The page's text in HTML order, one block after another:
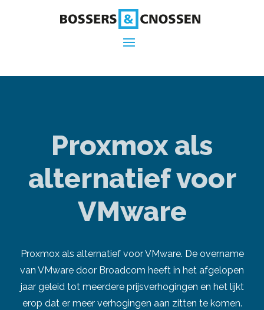
Proxmox als
alternatief voor
VMware
Proxmox als alternatief voor VMware. De overname
van VMware door Broadcom heeft in het afgelopen
jaar geleid tot meerdere prijsverhogingen en het lijkt
erop dat er meer verhogingen aan zitten te komen.